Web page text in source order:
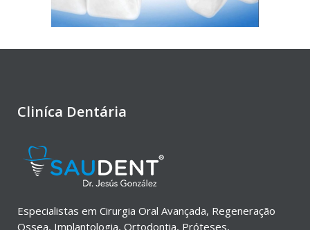
Cliníca Dentária
Especialistas em Cirurgia Oral Avançada, Regeneração
Ossea, Implantologia, Ortodontia, Próteses,